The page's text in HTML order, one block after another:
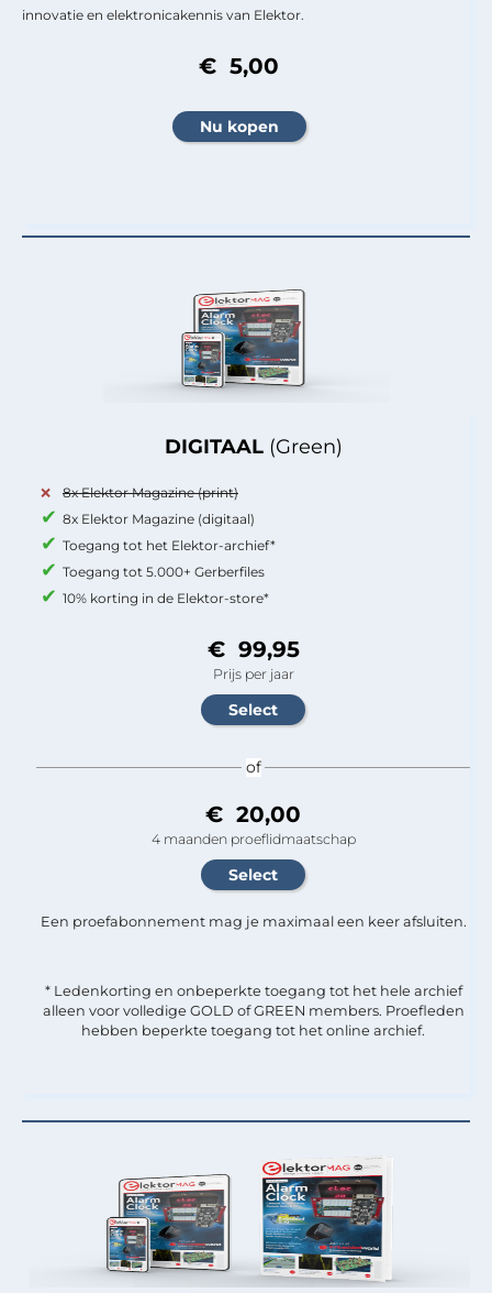
DIGITAAL (Green)
8x Elektor Magazine (print)
8x Elektor Magazine (digitaal)
Toegang tot het Elektor-archief*
Toegang tot 5.000+ Gerberfiles
10% korting in de Elektor-store*
€ 99,95
Prijs per jaar
of
€ 20,00
4 maanden proeflidmaatschap
Een proefabonnement mag je maximaal een keer afsluiten.
* Ledenkorting en onbeperkte toegang tot het hele archief
alleen voor volledige GOLD of GREEN members. Proefleden
hebben beperkte toegang tot het online archief.
innovatie en elektronicakennis van Elektor.
€ 5,00